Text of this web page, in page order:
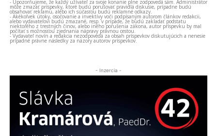
- Upozorňujeme, že každý užívateľ za svoje konanie plne zodpovedá sám. Administrátor
môže zmazať príspevky, ktoré budú porušovať pravidlá diskusie, prípadne budú
obsahovať reklamu, alebo ich súčasťou budú reklamné odkazy.
- Akékoľvek útoky, osočovanie a invektívy voči podpísaným autorom článkov redakcii,
alebo vydavateľovi budú zmazané, resp. v prípade, že budú zakladať podstatu
niektorého z trestných činov, alebo iného porušenia zákona, autor príspevku by mal
počítať s možnosťou zjednania nápravy právnou cestou.
- Vydavateľ novín a redakcia nezodpovedá za obsah príspevkov diskutujúcich a nenesie
prípadné právne následky za názory autorov príspevkov.
- Inzercia -